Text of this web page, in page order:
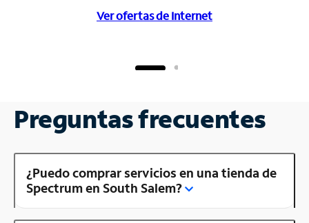
Ver ofertas de Internet
Preguntas frecuentes
¿Puedo comprar servicios en una tienda de
Spectrum en South Salem?